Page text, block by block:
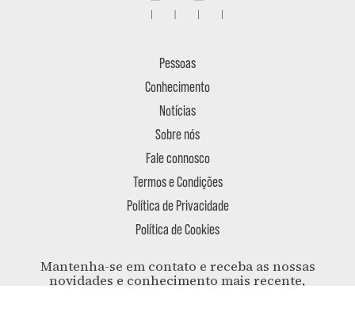
Pessoas
Conhecimento
Notícias
Sobre nós
Fale connosco
Termos e Condições
Política de Privacidade
Política de Cookies
Mantenha-se em contato e receba as nossas
novidades e conhecimento mais recente,